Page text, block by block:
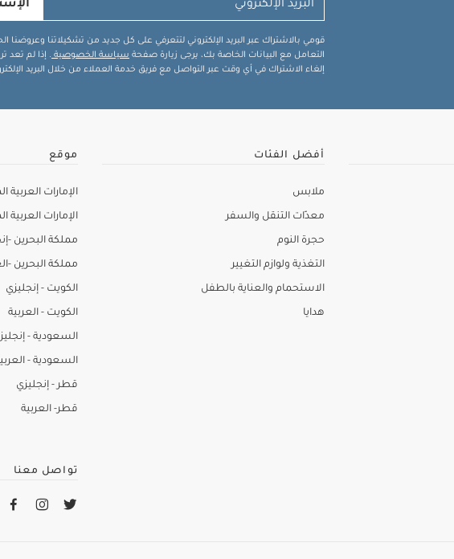
قومي بالاشتراك عبر البريد الإلكتروني لتتعرفي على كل جديد من تشكيلاتنا وعروضنا
التعامل مع البيانات الخاصة بك، يرجى زيارة صفحة سياسة الخصوصية . إذا لم تعد
إلغاء الاشتراك في أي وقت عبر التواصل مع فريق خدمة العملاء من خلال البريد
أفضل الفئات
ملابس
معدّات التنقل والسفر
حجرة النوم
التغذية ولوازم التغيير
الاستحمام والعناية بالطفل
هدايا
موقع
الإمارات العربية
الإمارات العربية
مملكة البحرين -
مملكة البحرين -
الكويت - إنجليزي
الكويت - العربية
السعودية -
السعودية -
قطر - إنجليزي
قطر- العربية
تواصل معنا